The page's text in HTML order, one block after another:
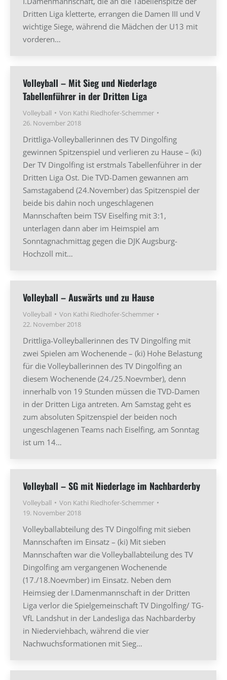
Dritten Liga kletterte, errangen die Damen III und V
wichtige Siege, während die Mädchen der U13 mit
vorderen…
Volleyball – Mit Sieg und Niederlage
Tabellenführer in der Dritten Liga
Volleyball Von Kathi Riedhofer-Schemmer
26. November 2018
Drittliga-Volleyballerinnen des TV Dingolfing
gewinnen Spitzenspiel und verlieren zu Hause – (ki)
Der TV Dingolfing ist erstmals Tabellenführer in der
Dritten Liga Ost. Die TVD-Damen gewannen am
Samstagabend (24.November) das Spitzenspiel der
beide bis dahin noch ungeschlagenen
Mannschaften beim TSV Eiselfing mit 3:1,
unterlagen dann aber im Heimspiel am
Sonntagnachmittag gegen die DJK Augsburg-
Hochzoll mit…
Volleyball – Auswärts und zu Hause
Volleyball Von Kathi Riedhofer-Schemmer
22. November 2018
Drittliga-Volleyballerinnen des TV Dingolfing mit
zwei Spielen am Wochenende – (ki) Hohe Belastung
für die Volleyballerinnen des TV Dingolfing an
diesem Wochenende (24./25.Noevmber), denn
innerhalb von 19 Stunden müssen die TVD-Damen
in der Dritten Liga antreten. Am Samstag geht es
zum absoluten Spitzenspiel der beiden noch
ungeschlagenen Teams nach Eiselfing, am Sonntag
ist um 14…
Volleyball – SG mit Niederlage im Nachbarderby
Volleyball Von Kathi Riedhofer-Schemmer
19. November 2018
Volleyballabteilung des TV Dingolfing mit sieben
Mannschaften im Einsatz – (ki) Mit sieben
Mannschaften war die Volleyballabteilung des TV
Dingolfing am vergangenen Wochenende
(17./18.Noevmber) im Einsatz. Neben dem
Heimsieg der I.Damenmannschaft in der Dritten
Liga verlor die Spielgemeinschaft TV Dingolfing/ TG-
VfL Landshut in der Landesliga das Nachbarderby
in Niederviehbach, während die vier
Nachwuchsformationen mit Sieg…